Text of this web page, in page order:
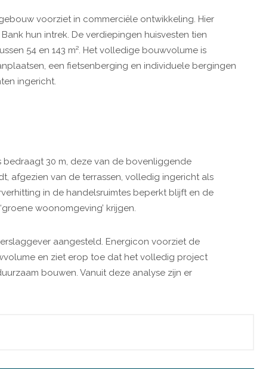
voorziet in commerciële ontwikkeling. Hier
hun intrek. De verdiepingen huisvesten tien
54 en 143 m². Het volledige bouwvolume is
een fietsenberging en individuele bergingen
ingericht.
30 m, deze van de bovenliggende
afgezien van de terrassen, volledig ingericht als
in de handelsruimtes beperkt blijft en de
woonomgeving’ krijgen.
aangesteld. Energicon voorziet de
en ziet erop toe dat het volledig project
bouwen. Vanuit deze analyse zijn er